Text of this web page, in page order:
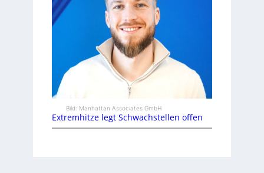
Bild: Manhattan Associates GmbH
Extremhitze legt Schwachstellen offen